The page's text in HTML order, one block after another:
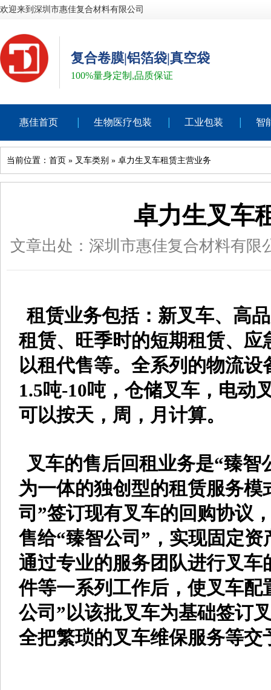
欢迎来到深圳市惠佳复合材料有限公司
复合卷膜|铝箔袋|真空袋
100%量身定制,品质保证
惠佳首页 生物医疗包装 工业包装 智
当前位置： 首页 » 叉车类别 » 卓力生叉车租赁主营业务
卓力生叉车
文章出处：深圳市惠佳复合材料有限
租赁业务包括：新叉车、高
租赁、旺季时的短期租赁、
以租代售等。全系列的物流
1.5吨-10吨，仓储叉车，电动
可以按天，周，月计算。
叉车的售后回租业务是“臻
为一体的独创型的租赁服务模
司”签订现有叉车的回购协议
售给“臻智公司”，实现固定
通过专业的服务团队进行叉
件等一系列工作后，使叉车
公司”以该批叉车为基础签订
全把繁琐的叉车维保服务等交